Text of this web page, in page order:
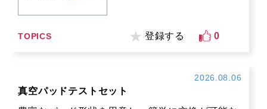
TOPICS 登録する 0
2026.08.06
真空パッドテストセット